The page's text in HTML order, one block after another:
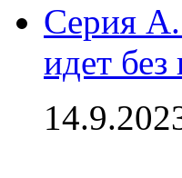
Серия
идет